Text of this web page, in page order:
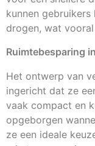
kunnen
drogen, wat
Ruimtebesparing
Het ontwerp van
ingericht dat ze
vaak compact en
opgeborgen
ze een ideale